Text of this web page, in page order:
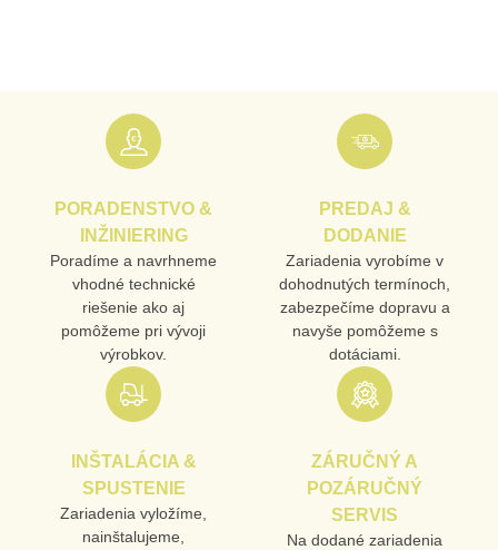
PORADENSTVO &
INŽINIERING
Poradíme a navrhneme
vhodné technické
riešenie ako aj
pomôžeme pri vývoji
výrobkov.
PREDAJ &
DODANIE
Zariadenia vyrobíme v
dohodnutých termínoch,
zabezpečíme dopravu a
navyše pomôžeme s
dotáciami.
INŠTALÁCIA &
SPUSTENIE
Zariadenia vyložíme,
nainštalujeme,
ZÁRUČNÝ A
POZÁRUČNÝ
SERVIS
Na dodané zariadenia